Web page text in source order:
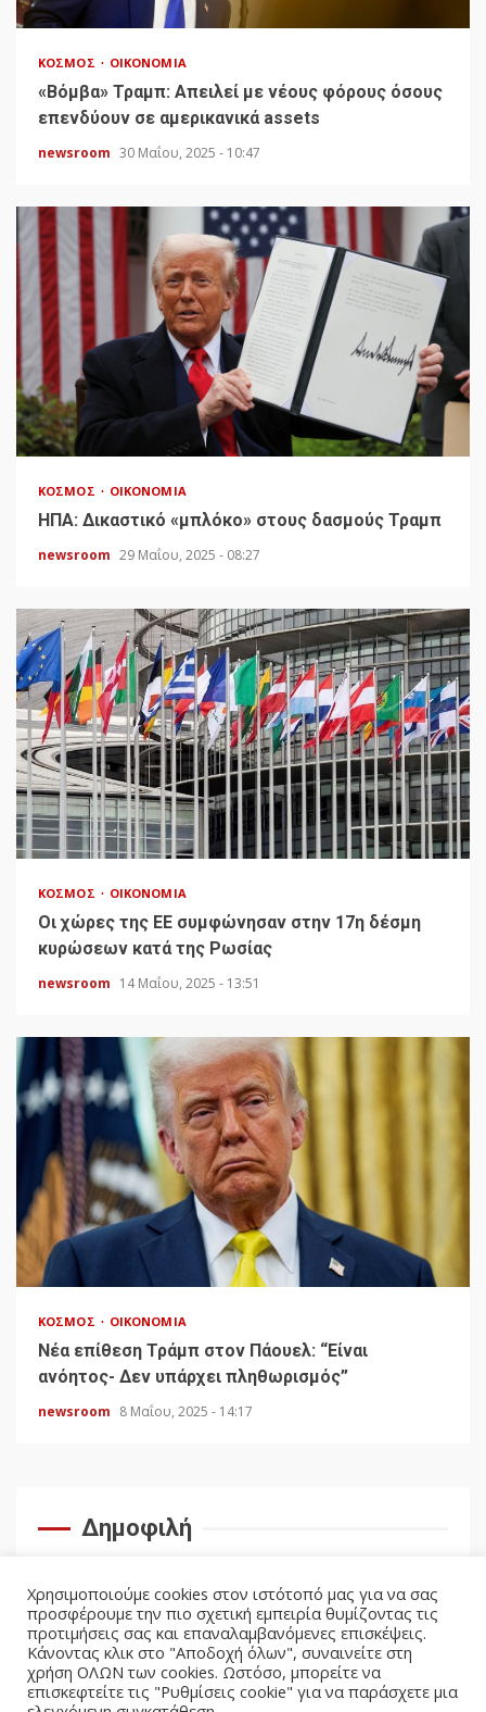
ΚΌΣΜΟΣ ΟΙΚΟΝΟΜΊΑ
«Bόμβα» Τραμπ: Απειλεί με νέους φόρους όσους
επενδύουν σε αμερικανικά assets
newsroom 30 Μαΐου, 2025 - 10:47
ΚΌΣΜΟΣ ΟΙΚΟΝΟΜΊΑ
HΠΑ: Δικαστικό «μπλόκο» στους δασμούς Τραμπ
newsroom 29 Μαΐου, 2025 - 08:27
ΚΌΣΜΟΣ ΟΙΚΟΝΟΜΊΑ
Οι χώρες της ΕΕ συμφώνησαν στην 17η δέσμη
κυρώσεων κατά της Ρωσίας
newsroom 14 Μαΐου, 2025 - 13:51
ΚΌΣΜΟΣ ΟΙΚΟΝΟΜΊΑ
Νέα επίθεση Τράμπ στον Πάουελ: “Είναι
ανόητος- Δεν υπάρχει πληθωρισμός”
newsroom 8 Μαΐου, 2025 - 14:17
Δημοφιλή
Χρησιμοποιούμε cookies στον ιστότοπό μας για να σας
προσφέρουμε την πιο σχετική εμπειρία θυμίζοντας τις
προτιμήσεις σας και επαναλαμβανόμενες επισκέψεις.
Κάνοντας κλικ στο "Αποδοχή όλων", συναινείτε στη
χρήση ΟΛΩΝ των cookies. Ωστόσο, μπορείτε να
επισκεφτείτε τις "Ρυθμίσεις cookie" για να παράσχετε μια